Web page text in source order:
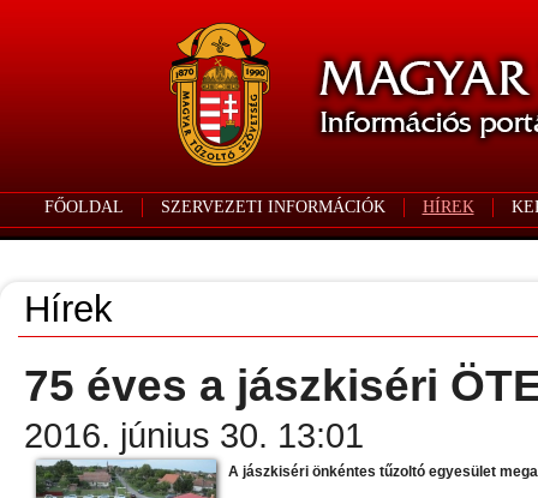
FŐOLDAL SZERVEZETI INFORMÁCIÓK HÍREK
Hírek
75 éves a jászkiséri
2016. június 30. 13:01
A jászkiséri önkéntes tűzoltó egyesület